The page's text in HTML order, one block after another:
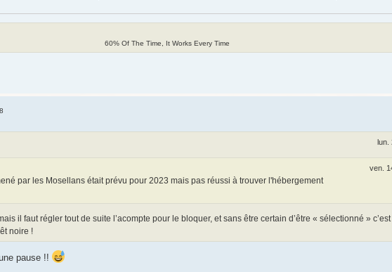
60% Of The Time, It Works Every Time
lun.
ven.
par les Mosellans était prévu pour 2023 mais pas réussi à trouver l'hébergement
il faut régler tout de suite l’acompte pour le bloquer, et sans être certain d’être « sélectionné »
noire !
pause !!